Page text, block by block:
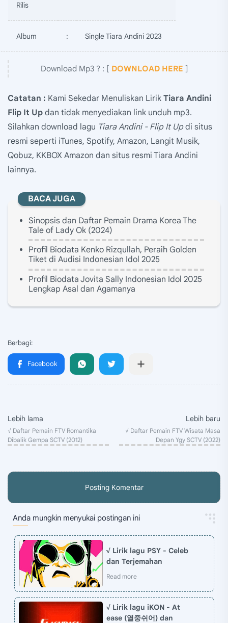
Rilis
Album : Single Tiara Andini 2023
Download Mp3 ? : [ DOWNLOAD HERE ]
Catatan : Kami Sekedar Menuliskan Lirik Tiara Andini
Flip It Up dan tidak menyediakan link unduh mp3.
Silahkan download lagu Tiara Andini - Flip It Updi situs
resmi seperti iTunes, Spotify, Amazon, Langit Musik,
Qobuz, KKBOX Amazon dan situs resmi Tiara Andini
lainnya.
BACA JUGA
Sinopsis dan Daftar Pemain Drama Korea The
Tale of Lady Ok (2024)
Profil Biodata Kenko Rizqullah, Peraih Golden
Tiket di Audisi Indonesian Idol 2025
Profil Biodata Jovita Sally Indonesian Idol 2025
Lengkap Asal dan Agamanya
Posting Komentar
Anda mungkin menyukai postingan ini
√ Lirik lagu PSY - Celeb
dan Terjemahan
√ Lirik lagu iKON - At
ease (열중쉬어) dan